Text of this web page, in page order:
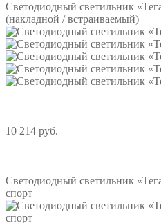
Светодиодный светильник
(накладной / встраиваемый)
10 214 руб.
Светодиодный светильник
спорт